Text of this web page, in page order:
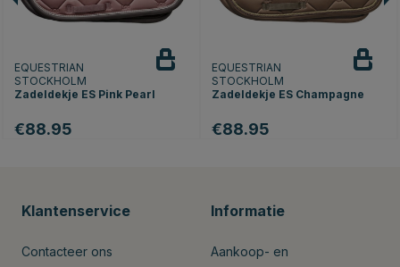
EQUESTRIAN
STOCKHOLM
Zadeldekje ES Pink Pearl
€88.95
EQUESTRIAN
STOCKHOLM
Zadeldekje ES Champagne
€88.95
Klantenservice
Contacteer ons
Informatie
Aankoop- en